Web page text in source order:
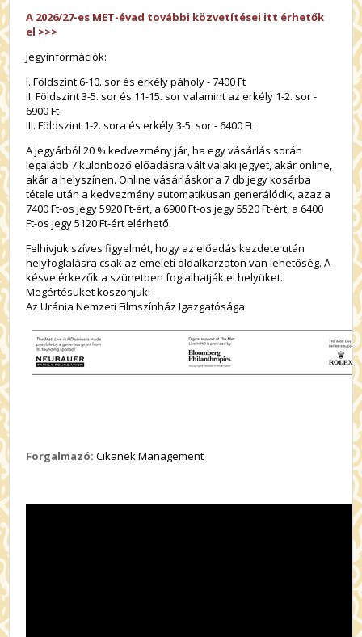
A 2026/27-es MET-évad további közvetítései itt érhetők
el >>>
Jegyinformációk:
I. Földszint 6-10. sor és erkély páholy - 7400 Ft
II. Földszint 3-5. sor és 11-15. sor valamint az erkély 1-2. sor -
6900 Ft
III. Földszint 1-2. sora és erkély 3-5. sor - 6400 Ft
A jegyárból 20 % kedvezmény jár, ha egy vásárlás során
legalább 7 különböző előadásra vált valaki jegyet, akár online,
akár a helyszínen. Online vásárláskor a 7 db jegy kosárba
tétele után a kedvezmény automatikusan generálódik, azaz a
7400 Ft-os jegy 5920 Ft-ért, a 6900 Ft-os jegy 5520 Ft-ért, a 6400
Ft-os jegy 5120 Ft-ért elérhető.
Felhívjuk szíves figyelmét, hogy az előadás kezdete után
helyfoglalásra csak az emeleti oldalkarzaton van lehetőség. A
késve érkezők a szünetben foglalhatják el helyüket.
Megértésüket köszönjük!
Az Uránia Nemzeti Filmszínház Igazgatósága
Forgalmazó: Cikanek Management